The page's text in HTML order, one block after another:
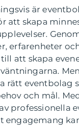
är
att skapa
erfarenheter
att skapa
rätt eventbolag
och mål.
professionella
engagemang